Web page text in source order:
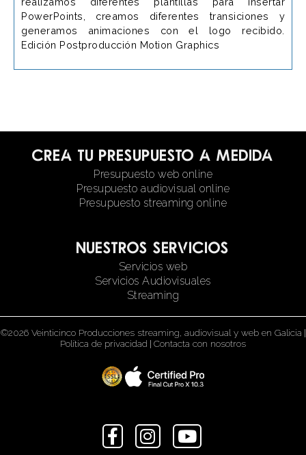
PowerPoints, creamos diferentes transiciones y
generamos animaciones con el logo recibido.
Edición Postproducción Motion Graphics
Crea tu presupuesto a medida
Presupuesto web online
Presupuesto audiovisual online
Presupuesto streaming online
Nuestros servicios
Servicios web
Servicios Audiovisuales
Streaming
©2026 Veinticinco Producciones streaming, audiovisual y web en Galicia |
Política de privacidad | Contacta con nosotros